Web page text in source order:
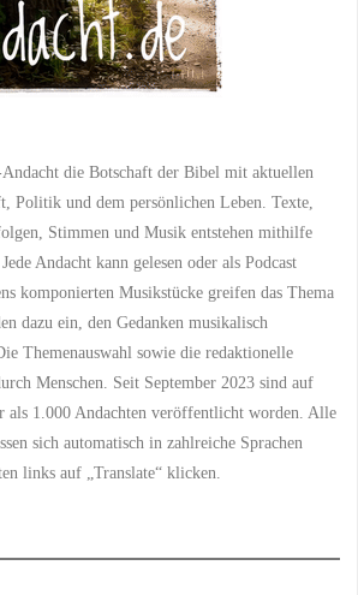
die Botschaft der Bibel mit aktuellen
Politik und dem persönlichen Leben. Texte,
Stimmen und Musik entstehen mithilfe
Andacht kann gelesen oder als Podcast
komponierten Musikstücke greifen das Thema
dazu ein, den Gedanken musikalisch
Themenauswahl sowie die redaktionelle
Menschen. Seit September 2023 sind auf
als 1.000 Andachten veröffentlicht worden. Alle
sich automatisch in zahlreiche Sprachen
links auf „Translate“ klicken.